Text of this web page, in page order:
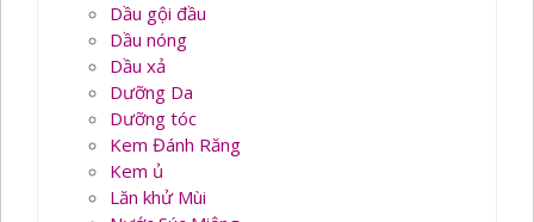
Dầu gội đầu
Dầu nóng
Dầu xả
Dưỡng Da
Dưỡng tóc
Kem Đánh Răng
Kem ủ
Lăn khử Mùi